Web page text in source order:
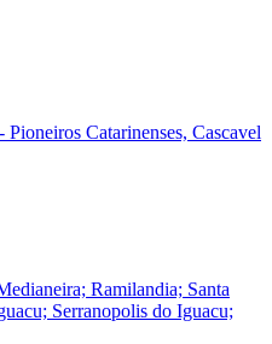
Catarinenses, Cascavel
Ramilandia; Santa
Serranopolis do Iguacu;